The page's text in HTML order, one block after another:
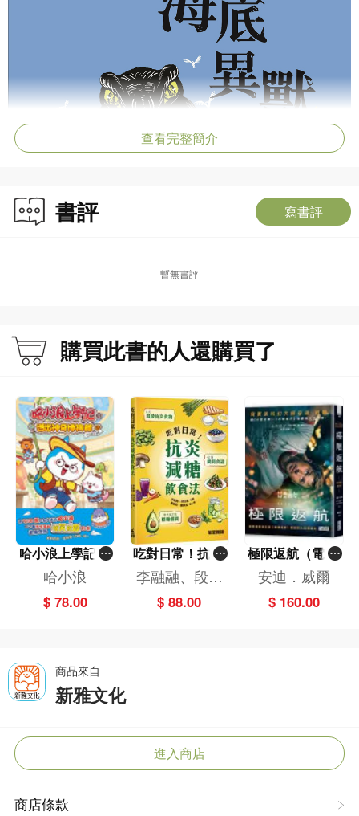
查看完整簡介
書評 寫書評
暫無書評
購買此書的人還購買了
哈小浪上學記(1
3)——逃出神奇
博物館
哈小浪
$ 78.00
吃對日常！抗炎
減糖飲食法
李融融、段佳
麗,黃梨煜、顧
凱辰
$ 88.00
極限返航（電影
書衣典藏版）
（獨家收錄作者
訪談）
安迪．威爾
$ 160.00
商品來自
新雅文化
進入商店
商店條款